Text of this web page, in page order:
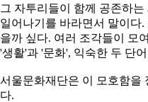
그 자투리들이 함께 공존하
일어나기를 바라면서 말이다
을까 싶다. 여러 조각들이 모
'생활'과 '문화', 익숙한 두 단
서울문화재단은 이 모호함을
다.